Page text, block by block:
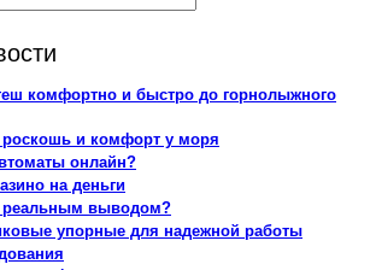
комфортно и быстро до горнолыжного
и комфорт у моря
онлайн?
на деньги
реальным выводом?
упорные для надежной работы